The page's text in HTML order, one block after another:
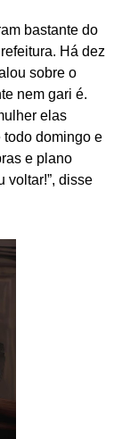
bastante do
Há dez
sobre o
nem gari é.
elas
todo domingo e
e plano
voltar!”, disse